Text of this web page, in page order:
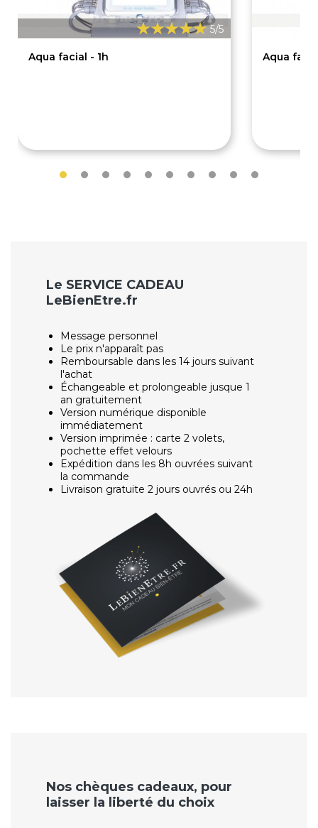
5/5
Aqua facial - 1h Aqua
Le SERVICE CADEAU
LeBienEtre.fr
Message personnel
Le prix n'apparaît pas
Remboursable dans les 14 jours suivant
l'achat
Échangeable et prolongeable jusque 1
an gratuitement
Version numérique disponible
immédiatement
Version imprimée : carte 2 volets,
pochette effet velours
Expédition dans les 8h ouvrées suivant
la commande
Livraison gratuite 2 jours ouvrés ou 24h
Nos chèques cadeaux, pour
laisser la liberté du choix